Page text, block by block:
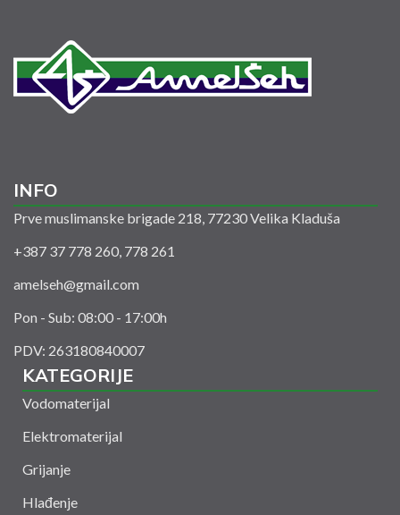
INFO
Prve muslimanske brigade 218, 77230 Velika Kladuša
+387 37 778 260, 778 261
amelseh@gmail.com
Pon - Sub: 08:00 - 17:00h
PDV: 263180840007
KATEGORIJE
Vodomaterijal
Elektromaterijal
Grijanje
Hlađenje